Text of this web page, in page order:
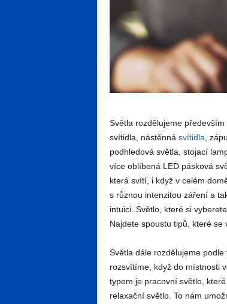
Světla rozdělujeme
svítidla, nástěnná svítidla ,
podhledová světla, stojací
více oblíbená LED pásková
která svítí, i když v celém
s různou intenzitou záření a
intuici. Světlo, které si
Najdete spoustu tipů, které se
Světla dále rozdělujeme
rozsvítíme, když do místnosti
typem je pracovní světlo,
relaxační světlo. To nám